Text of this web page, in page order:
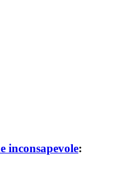
inconsapevole: